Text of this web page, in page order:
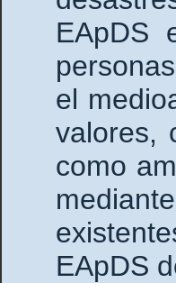
EApDS
el
valores,
como
EApDS